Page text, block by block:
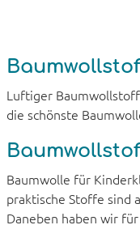
Luftiger
die schönste
Baumwolle für
praktische Stoffe sind
Daneben haben wir